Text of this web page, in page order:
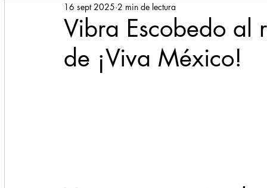
Santa Catarina San Pedro Garza Garcia
Espectaculos Clima Principal Salud
Vibra Escobedo al
de ¡Viva México!
16 sept 2025 2 min de lectura